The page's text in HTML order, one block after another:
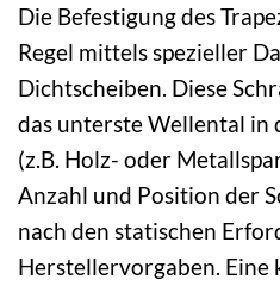
Die Befestigung des
Regel mittels spezieller
Dichtscheiben. Diese
das unterste Wellental
(z.B. Holz- oder
Anzahl und Position der
nach den statischen
Herstellervorgaben. Eine